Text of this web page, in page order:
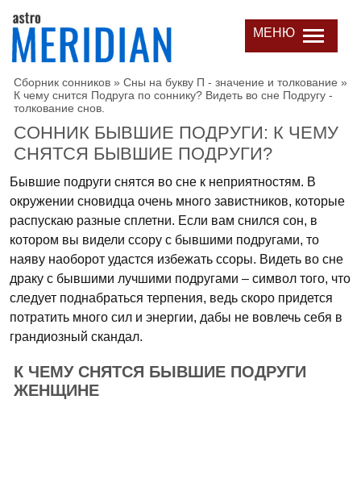
МЕНЮ
Сборник сонников » Сны на букву П - значение и толкование »
К чему снится Подруга по соннику? Видеть во сне Подругу -
толкование снов.
СОННИК БЫВШИЕ ПОДРУГИ: К ЧЕМУ
СНЯТСЯ БЫВШИЕ ПОДРУГИ?
Бывшие подруги снятся во сне к неприятностям. В
окружении сновидца очень много завистников, которые
распускаю разные сплетни. Если вам снился сон, в
котором вы видели ссору с бывшими подругами, то
наяву наоборот удастся избежать ссоры. Видеть во сне
драку с бывшими лучшими подругами – символ того, что
следует поднабраться терпения, ведь скоро придется
потратить много сил и энергии, дабы не вовлечь себя в
грандиозный скандал.
К ЧЕМУ СНЯТСЯ БЫВШИЕ ПОДРУГИ
ЖЕНЩИНЕ